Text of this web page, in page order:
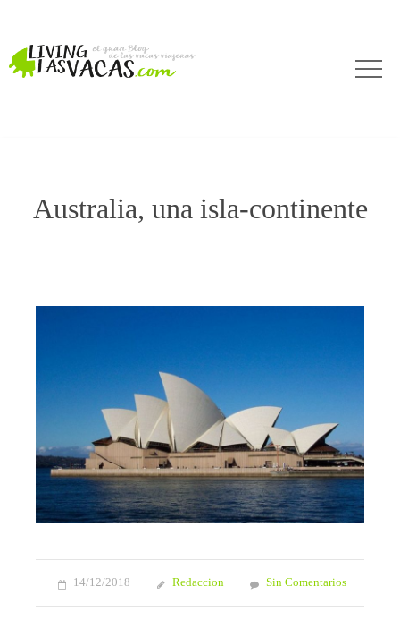
Australia, una isla-continente
14/12/2018 Redaccion Sin Comentarios